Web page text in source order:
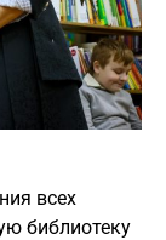
всех
библиотеку